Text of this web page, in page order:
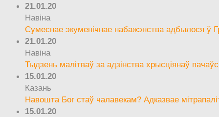
21.01.20
Навіна
Сумеснае экуменічнае набажэнства адбылося ў
21.01.20
Навіна
Тыдзень малітваў за адзінства хрысціянаў
15.01.20
Казань
Навошта Бог стаў чалавекам? Адказвае
15.01.20